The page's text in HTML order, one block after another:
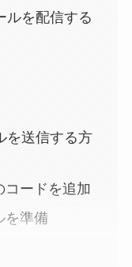
ルを配信する
を送信する方
コードを追加
を準備